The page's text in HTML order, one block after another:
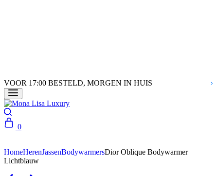
VOOR 17:00 BESTELD, MORGEN IN HUIS
0
HomeHerenJassenBodywarmersDior Oblique Bodywarmer
Lichtblauw